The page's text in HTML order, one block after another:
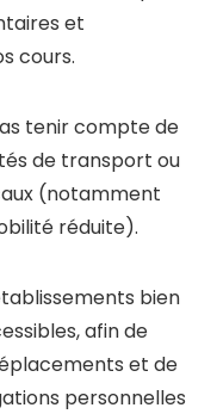
et
cours.
tenir compte de
de transport ou
(notamment
réduite).
bien
afin de
et de
personnelles